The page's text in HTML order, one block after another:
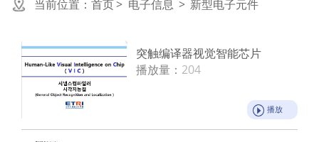
当前位置： 首页> 电子信息 > 新型电子元件
突触编译器视觉智能芯片
播放量： 204
播放